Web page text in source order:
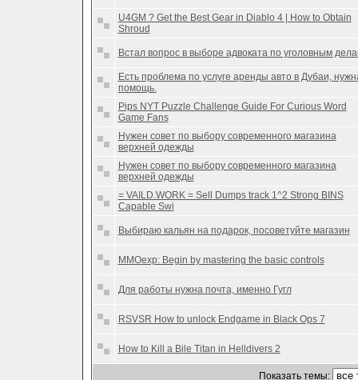
U4GM ? Get the Best Gear in Diablo 4 | How to Obtain
Shroud
Встал вопрос в выборе адвоката по уголовным
Есть проблема по услуге аренды авто в Дубаи,
помощь.
Pips NYT Puzzle Challenge Guide For Curious Word
Game Fans
Нужен совет по выбору современного магазина
верхней одежды
Нужен совет по выбору современного магазина
верхней одежды
= VAILD.WORK = Sell Dumps track 1^2 Strong BINS
Capable Swi
Выбираю кальян на подарок, посоветуйте магазин
MMOexp: Begin by mastering the basic controls
Для работы нужна почта, именно Гугл
RSVSR How to unlock Endgame in Black Ops 7
How to Kill a Bile Titan in Helldivers 2
Показать темы: